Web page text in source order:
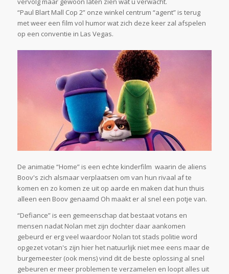
“Paul Blart Mall Cop 2” onze winkel centrum “agent” is terug
met weer een film vol humor wat zich deze keer zal afspelen
op een conventie in Las Vegas.
De animatie “Home” is een echte kinderfilm waarin de aliens
Boov's zich alsmaar verplaatsen om van hun rivaal af te
komen en zo komen ze uit op aarde en maken dat hun thuis
alleen een Boov genaamd Oh maakt er al snel een potje van.
“Defiance” is een gemeenschap dat bestaat votans en
mensen nadat Nolan met zijn dochter daar aankomen
gebeurd er erg veel waardoor Nolan tot stads politie word
opgezet votan's zijn hier het natuurlijk niet mee eens maar de
burgemeester (ook mens) vind dit de beste oplossing al snel
gebeuren er meer problemen te verzamelen en loopt alles uit